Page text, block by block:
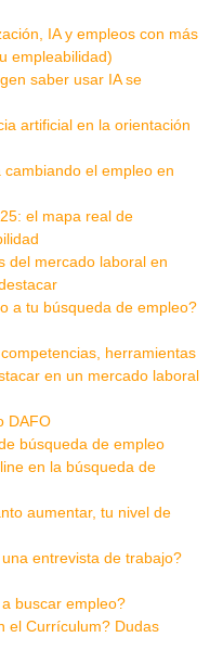
IA y empleos con más
empleabilidad)
saber usar IA se
artificial en la orientación
el empleo en
el mapa real de
del mercado laboral en
a tu búsqueda de empleo?
herramientas
en un mercado laboral
DAFO
búsqueda de empleo
en la búsqueda de
aumentar, tu nivel de
entrevista de trabajo?
buscar empleo?
el Currículum? Dudas